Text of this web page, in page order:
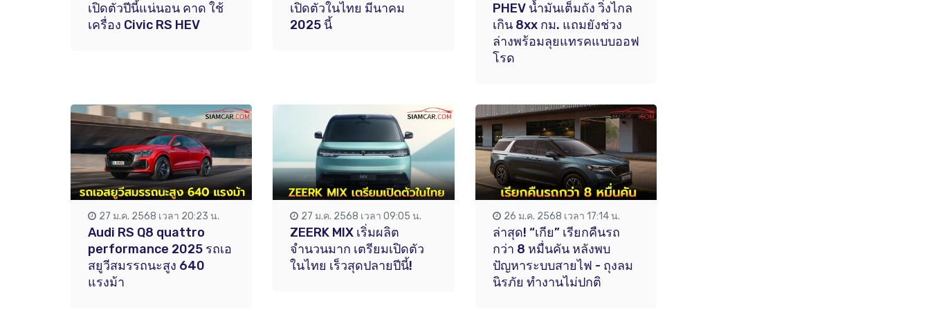
เปิดตัวปีนี้แน่นอน คาด ใช้
เครื่อง Civic RS HEV
เปิดตัวในไทย มีนาคม
2025 นี้
PHEV น้ำมันเต็มถัง วิ่งไกล
เกิน 8xx กม. แถมยังช่วง
ล่างพร้อมลุยแทรคแบบออฟ
โรด
27 ม.ค. 2568 เวลา 20:23 น.
Audi RS Q8 quattro
performance 2025 รถเอ
สยูวีสมรรถนะสูง 640
แรงม้า
27 ม.ค. 2568 เวลา 09:05 น.
ZEERK MIX เริ่มผลิต
จำนวนมาก เตรียมเปิดตัว
ในไทย เร็วสุดปลายปีนี้!
26 ม.ค. 2568 เวลา 17:14 น.
ล่าสุด! “เกีย” เรียกคืนรถ
กว่า 8 หมื่นคัน หลังพบ
ปัญหาระบบสายไฟ - ถุงลม
นิรภัย ทำงานไม่ปกติ